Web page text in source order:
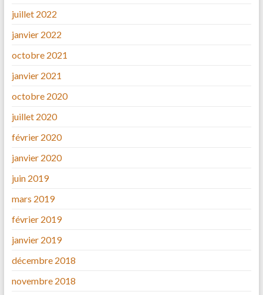
juillet 2022
janvier 2022
octobre 2021
janvier 2021
octobre 2020
juillet 2020
février 2020
janvier 2020
juin 2019
mars 2019
février 2019
janvier 2019
décembre 2018
novembre 2018